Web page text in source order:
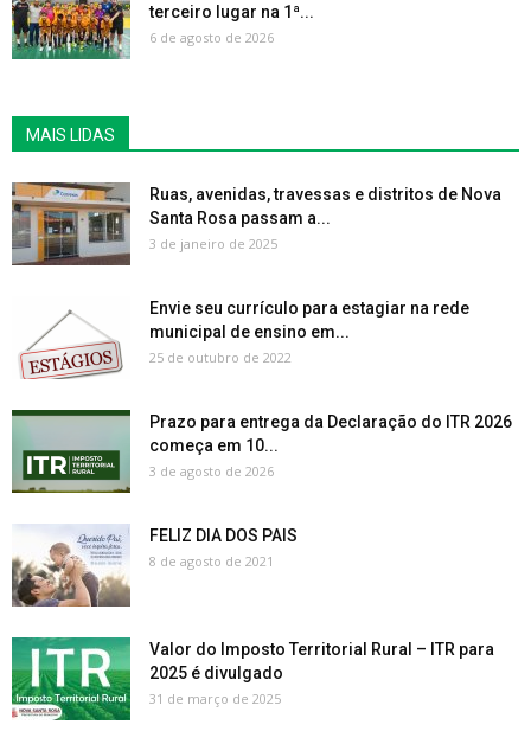
terceiro lugar na 1ª...
6 de agosto de 2026
MAIS LIDAS
Ruas, avenidas, travessas e distritos de Nova
Santa Rosa passam a...
3 de janeiro de 2025
Envie seu currículo para estagiar na rede
municipal de ensino em...
25 de outubro de 2022
Prazo para entrega da Declaração do ITR 2026
começa em 10...
3 de agosto de 2026
FELIZ DIA DOS PAIS
8 de agosto de 2021
Valor do Imposto Territorial Rural – ITR para
2025 é divulgado
31 de março de 2025